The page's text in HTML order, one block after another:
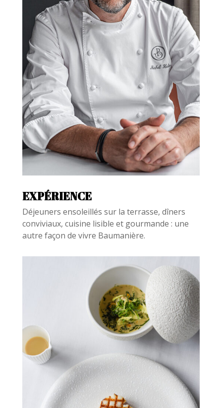
EXPÉRIENCE
Déjeuners ensoleillés sur la terrasse, dîners
conviviaux, cuisine lisible et gourmande : une
autre façon de vivre Baumanière.